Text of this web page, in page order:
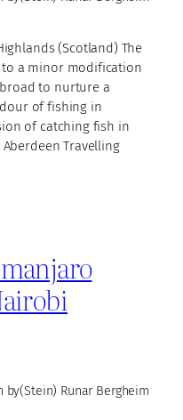
(Scotland) The
a minor modification
to nurture a
of fishing in
of catching fish in
Travelling
by(Stein) Runar Bergheim